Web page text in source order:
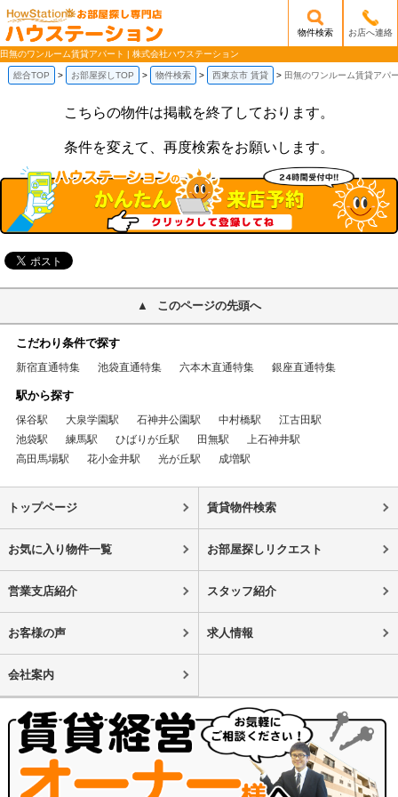
/mobile_img/head-logo.png
物件検索 お店へ連絡
田無のワンルーム賃貸アパート | 株式会社ハウステーション
総合TOP お部屋探しTOP 物件検索 西東京市 賃貸 田無のワンルーム賃貸アパ
こちらの物件は掲載を終了しております。
条件を変えて、再度検索をお願いします。
このページの先頭へ
こだわり条件で探す
新宿直通特集 池袋直通特集 六本木直通特集 銀座直通特集
駅から探す
保谷駅 大泉学園駅 石神井公園駅 中村橋駅
江古田駅
池袋駅
練馬駅 ひばりが丘駅 田無駅
上石神井駅
高田馬場駅
花小金井駅 光が丘駅 成増駅
トップページ 賃貸物件検索
お気に入り物件一覧 お部屋探しリクエスト
営業支店紹介 スタッフ紹介
お客様の声 求人情報
会社案内